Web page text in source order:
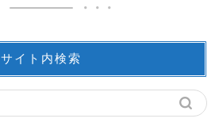
サイト内検索